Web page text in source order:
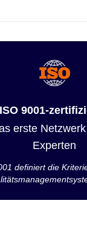
ISO 9001-
erste
Experten
definiert die